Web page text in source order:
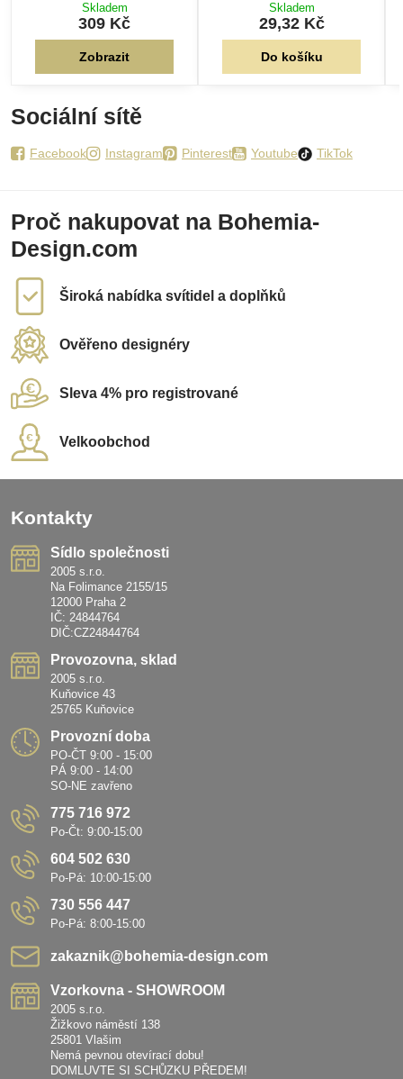
Skladem
309 Kč
Zobrazit
Skladem
29,32 Kč
Do košíku
Sociální sítě
Facebook Instagram Pinterest Youtube TikTok
Proč nakupovat na Bohemia-
Design.com
Široká nabídka svítidel a doplňků
Ověřeno designéry
Sleva 4% pro registrované
Velkoobchod
Kontakty
Sídlo společnosti
2005 s.r.o.
Na Folimance 2155/15
12000 Praha 2
IČ: 24844764
DIČ:CZ24844764
Provozovna, sklad
2005 s.r.o.
Kuňovice 43
25765 Kuňovice
Provozní doba
PO-ČT 9:00 - 15:00
PÁ 9:00 - 14:00
SO-NE zavřeno
775 716 972
Po-Čt: 9:00-15:00
604 502 630
Po-Pá: 10:00-15:00
730 556 447
Po-Pá: 8:00-15:00
zakaznik​@bohemia-design​.com
Vzorkovna - SHOWROOM
2005 s.r.o.
Žižkovo náměstí 138
25801 Vlašim
Nemá pevnou otevírací dobu!
DOMLUVTE SI SCHŮZKU PŘEDEM!